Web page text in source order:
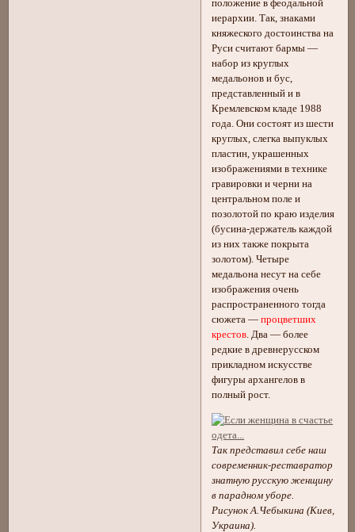
положение в феодальной
иерархии. Так, знаками
княжеского достоинства на
Руси считают бармы —
набор из круглых
медальонов и бус,
представленный и в
Кремлевском кладе 1988
года. Они состоят из шести
круглых, слегка выпуклых
пластин, украшенных
изображениями в технике
гравировки и черни на
центральном поле и
позолотой по краю изделия
(бусина-держатель каждой
из них также покрыта
золотом). Четыре
медальона несут на себе
изображения очень
распространенного тогда
сюжета —процветших
крестов . Два — более
редкие в древнерусском
прикладном искусстве
фигуры архангелов в
полный рост.
Так представил себе наш
современник-реставратор
знатную русскую женщину
в парадном уборе.
Рисунок А.Чебыкина (Киев,
Украина).